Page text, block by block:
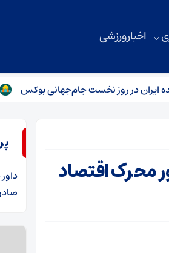
اخبار ورزشی
روز نخست جام‌جهانی بوکس جام قهرمانی ۲۰۲۶
محرک اقتصاد
داور